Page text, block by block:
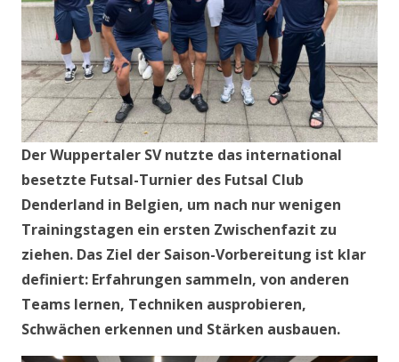
Der Wuppertaler SV nutzte das international
besetzte Futsal-Turnier des Futsal Club
Denderland in Belgien, um nach nur wenigen
Trainingstagen ein ersten Zwischenfazit zu
ziehen. Das Ziel der Saison-Vorbereitung ist klar
definiert: Erfahrungen sammeln, von anderen
Teams lernen, Techniken ausprobieren,
Schwächen erkennen und Stärken ausbauen.